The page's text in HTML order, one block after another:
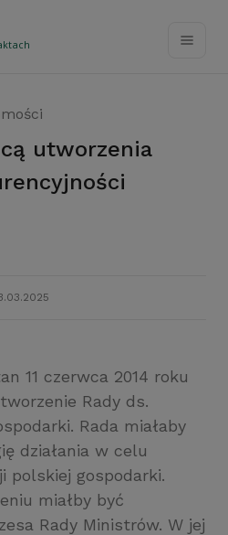
11 czerwca 2014 roku
Rady ds.
Rada miałaby
działania w celu
polskiej gospodarki.
miałby być
Rady Ministrów. W jej